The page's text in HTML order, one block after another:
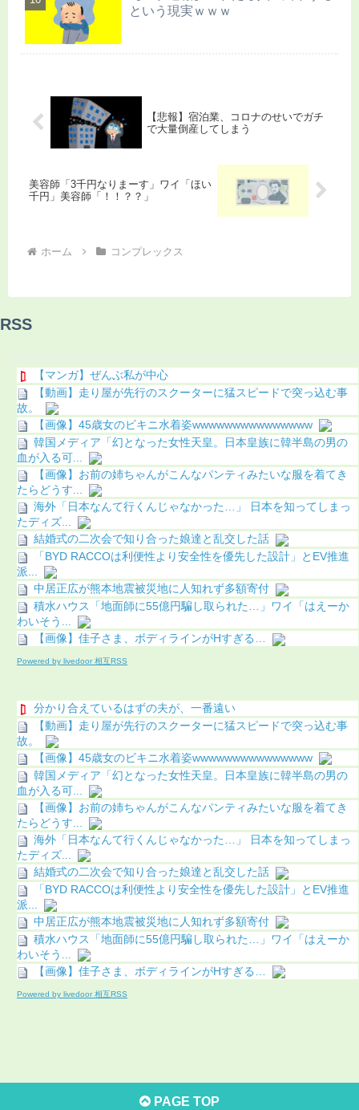
という現実ｗｗｗ
【悲報】宿泊業、コロナのせいでガチ
で大量倒産してしまう
美容師「3千円なりまーす」ワイ「ほい
千円」美容師「！！？？」
ホーム コンプレックス
RSS
【マンガ】ぜんぶ私が中心
【動画】走り屋が先行のスクーターに猛スピードで突っ込む事
故。
【画像】45歳女のビキニ水着姿wwwwwwwwwwwwwww
韓国メディア「幻となった女性天皇。日本皇族に韓半島の男の
血が入る可...
【画像】お前の姉ちゃんがこんなパンティみたいな服を着てき
たらどうす...
海外「日本なんて行くんじゃなかった…」 日本を知ってしまっ
たディズ...
結婚式の二次会で知り合った娘達と乱交した話
「BYD RACCOは利便性より安全性を優先した設計」とEV推進
派...
中居正広が熊本地震被災地に人知れず多額寄付
積水ハウス「地面師に55億円騙し取られた…」ワイ「はえーか
わいそう...
【画像】佳子さま、ボディラインがHすぎる…
Powered by livedoor 相互RSS
分かり合えているはずの夫が、一番遠い
【動画】走り屋が先行のスクーターに猛スピードで突っ込む事
故。
【画像】45歳女のビキニ水着姿wwwwwwwwwwwwwww
韓国メディア「幻となった女性天皇。日本皇族に韓半島の男の
血が入る可...
【画像】お前の姉ちゃんがこんなパンティみたいな服を着てき
たらどうす...
海外「日本なんて行くんじゃなかった…」 日本を知ってしまっ
たディズ...
結婚式の二次会で知り合った娘達と乱交した話
「BYD RACCOは利便性より安全性を優先した設計」とEV推進
派...
中居正広が熊本地震被災地に人知れず多額寄付
積水ハウス「地面師に55億円騙し取られた…」ワイ「はえーか
わいそう...
【画像】佳子さま、ボディラインがHすぎる…
Powered by livedoor 相互RSS
PAGE TOP